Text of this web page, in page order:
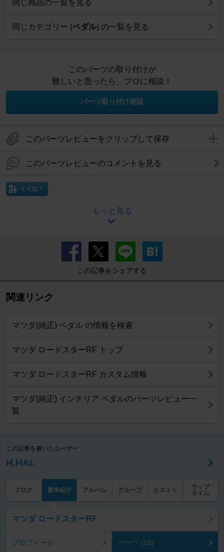
同じ商品の一覧を見る
同じカテゴリー (ペダル) の一覧を見る
このパーツの取り付けが
難しいと思ったら、プロに相談！
パーツ取り付け相談
このパーツレビューをクリップして保存
このパーツレビューのコメントを見る
イイね！
もっと見る
この記事をシェアする
関連リンク
マツダ(純正) ペダル の情報を検索
マツダ ロードスターRF トップ
マツダ ロードスターRF カスタム情報
マツダ(純正) インテリア ペダルのパーツレビュー一
覧
この記事を書いたユーザー
H.HAL
ブログ 愛車紹介 アルバム グループ ヒストリ
ラップ
タイム
マツダ ロードスターRF
プロフィール パーツ (15)